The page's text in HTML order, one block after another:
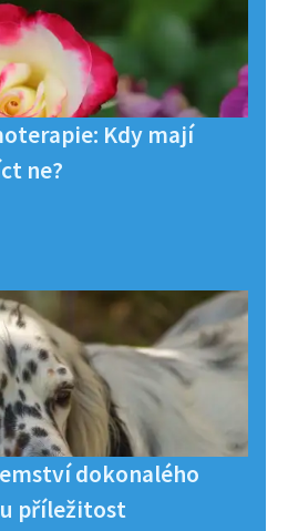
Kdy mají
ne?
dokonalého
příležitost